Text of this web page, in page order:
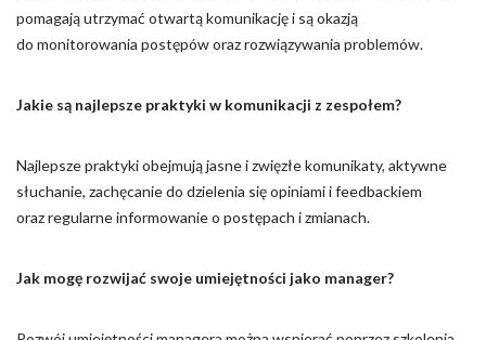
pomagają utrzymać otwartą komunikację i są okazją
do monitorowania postępów oraz rozwiązywania problemów.
Jakie są najlepsze praktyki w komunikacji z zespołem?
Najlepsze praktyki obejmują jasne i zwięzłe komunikaty, aktywne
słuchanie, zachęcanie do dzielenia się opiniami i feedbackiem
oraz regularne informowanie o postępach i zmianach.
Jak mogę rozwijać swoje umiejętności jako manager?